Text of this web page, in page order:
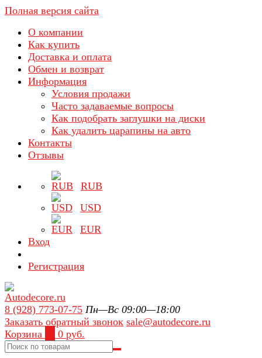
Полная версия сайта
О компании
Как купить
Доставка и оплата
Обмен и возврат
Информация
Условия продажи
Часто задаваемые вопросы
Как подобрать заглушки на диски
Как удалить царапины на авто
Контакты
Отзывы
RUB
USD
EUR
Вход
Регистрация
8 (928) 773-07-75 Пн—Вс 09:00—18:00
Заказать обратный звонок sale@autodecore.ru
Корзина
0 руб.